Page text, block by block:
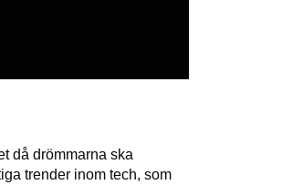
då drömmarna ska
trender inom tech, som